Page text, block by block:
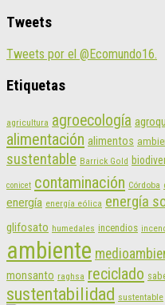
Tweets
Tweets por el @Ecomundo16.
Etiquetas
agricultura agroecología
alimentación alimentos
sustentable Barrick Gold
conicet contaminación Córdoba
energía energía eólica energía
glifosato humedales incendios
ambiente
monsanto raghsa reciclado
sustentabilidad sustentable